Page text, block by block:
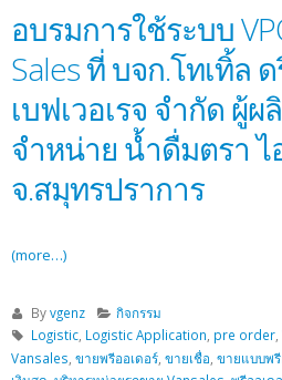
อบรมการใช้ระบบ
Sales ที่ บจก.โทเทิ้ล
เบฟเวอเรจ จำกัด ผู้
จำหน่าย น้ำดื่มตรา ไ
จ.สมุทรปราการ
(more…)
Byvgenz
กิจกรรม
Logistic, Logistic Application, pre order,
Vansales ขายพรีออเดอร์ ขายเชื่อ ขายแบบพรี